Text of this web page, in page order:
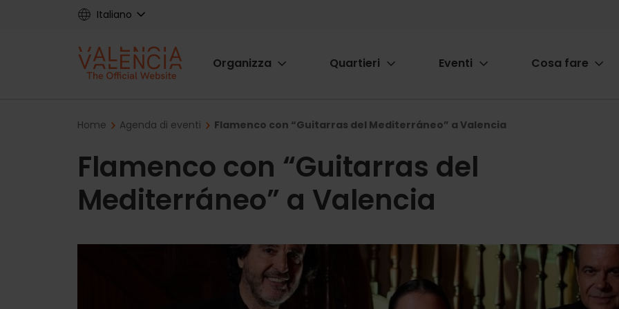
Italiano
Main
Organizza Quartieri Eventi Cosa fare
Breadcrumb
Home Agenda di eventi Flamenco con “Guitarras del Mediterráneo” a Valencia
Flamenco con “Guitarras del
Mediterráneo” a Valencia